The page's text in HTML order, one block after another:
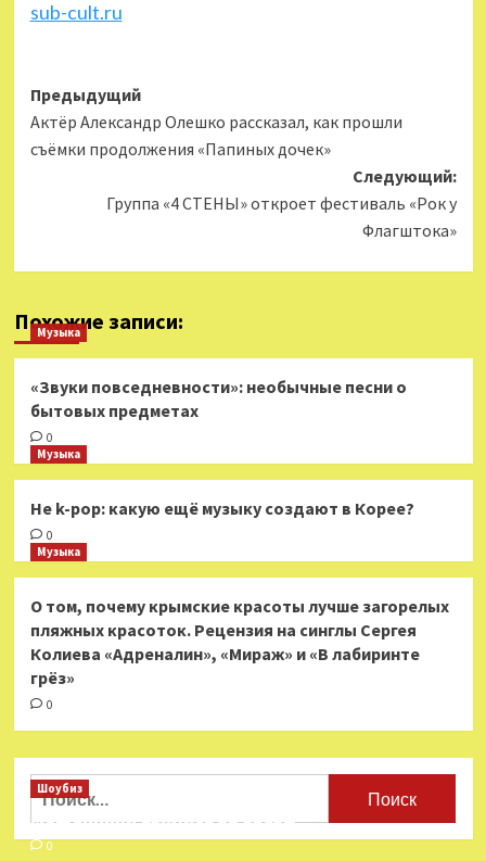
sub-cult.ru
Навигация
записи
Предыдущий
Актёр Александр Олешко рассказал, как прошли
съёмки продолжения «Папиных дочек»
Следующий:
Группа «4 СТЕНЫ» откроет фестиваль «Рок у
Флагштока»
Похожие записи:
Музыка
«Звуки повседневности»: необычные песни о
бытовых предметах
0
Музыка
Не k-pop: какую ещё музыку создают в Корее?
0
Музыка
О том, почему крымские красоты лучше загорелых
пляжных красоток. Рецензия на синглы Сергея
Колиева «Адреналин», «Мираж» и «В лабиринте
грёз»
0
Найти:
Шоубиз
Мошенники взялись за звезд
0